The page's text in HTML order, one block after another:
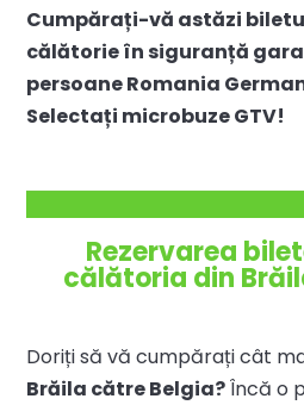
Cumpărați-vă astăzi
călătorie în siguranță
persoane Romania
Selectați microbuze GTV!
Rezervarea
călătoria din
Doriți să vă cumpărați cât
Brăila către Belgia?Încă o